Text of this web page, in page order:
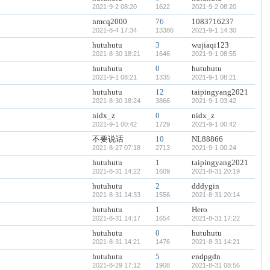
2021-9-2 08:20 1622 2021-9-2 08:20
nmcq2000
2021-8-4 17:34
76
13386
1083716237
2021-9-1 14:30
hutuhutu
2021-8-30 18:21
3
1646
wujiaqi123
2021-9-1 08:55
hutuhutu
2021-9-1 08:21
0
1335
hutuhutu
2021-9-1 08:21
hutuhutu
2021-8-30 18:24
12
3866
taipingyang2021
2021-9-1 03:42
nidx_z
2021-9-1 00:42
0
1729
nidx_z
2021-9-1 00:42
不要说话
2021-8-27 07:18
10
2713
NL88866
2021-9-1 00:24
hutuhutu
2021-8-31 14:22
1
1609
taipingyang2021
2021-8-31 20:19
hutuhutu
2021-8-31 14:33
2
1556
dddygin
2021-8-31 20:14
hutuhutu
2021-8-31 14:17
1
1654
Hero
2021-8-31 17:22
hutuhutu
2021-8-31 14:21
0
1476
hutuhutu
2021-8-31 14:21
hutuhutu
2021-8-29 17:12
5
1908
endpgdn
2021-8-31 08:56